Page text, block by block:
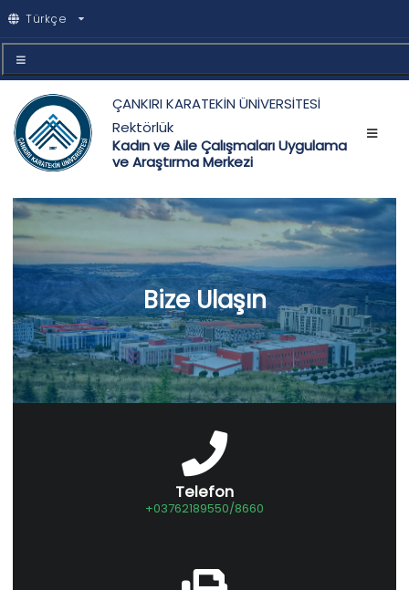
Türkçe
ÇANKIRI KARATEKİN ÜNİVERSİTESİ
Rektörlük
Kadın ve Aile Çalışmaları Uygulama
ve Araştırma Merkezi
Bize Ulaşın
Telefon
+03762189550/8660